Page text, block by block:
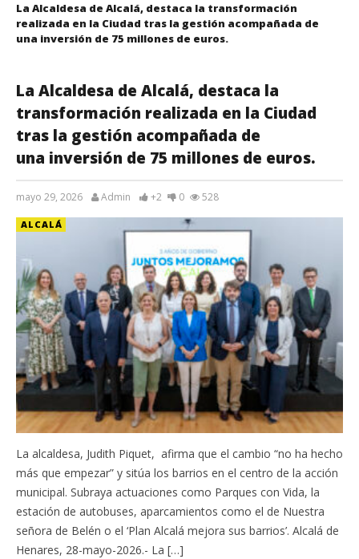
La Alcaldesa de Alcalá, destaca la transformación
realizada en la Ciudad tras la gestión acompañada de
una inversión de 75 millones de euros.
La Alcaldesa de Alcalá, destaca la
transformación realizada en la Ciudad
tras la gestión acompañada de
una inversión de 75 millones de euros.
mayo 29, 2026 Admin +2 0 528
ALCALÁ
La alcaldesa, Judith Piquet, afirma que el cambio “no ha hecho
más que empezar” y sitúa los barrios en el centro de la acción
municipal. Subraya actuaciones como Parques con Vida, la
estación de autobuses, aparcamientos como el de Nuestra
señora de Belén o el ‘Plan Alcalá mejora sus barrios’. Alcalá de
Henares, 28-mayo-2026.- La […]